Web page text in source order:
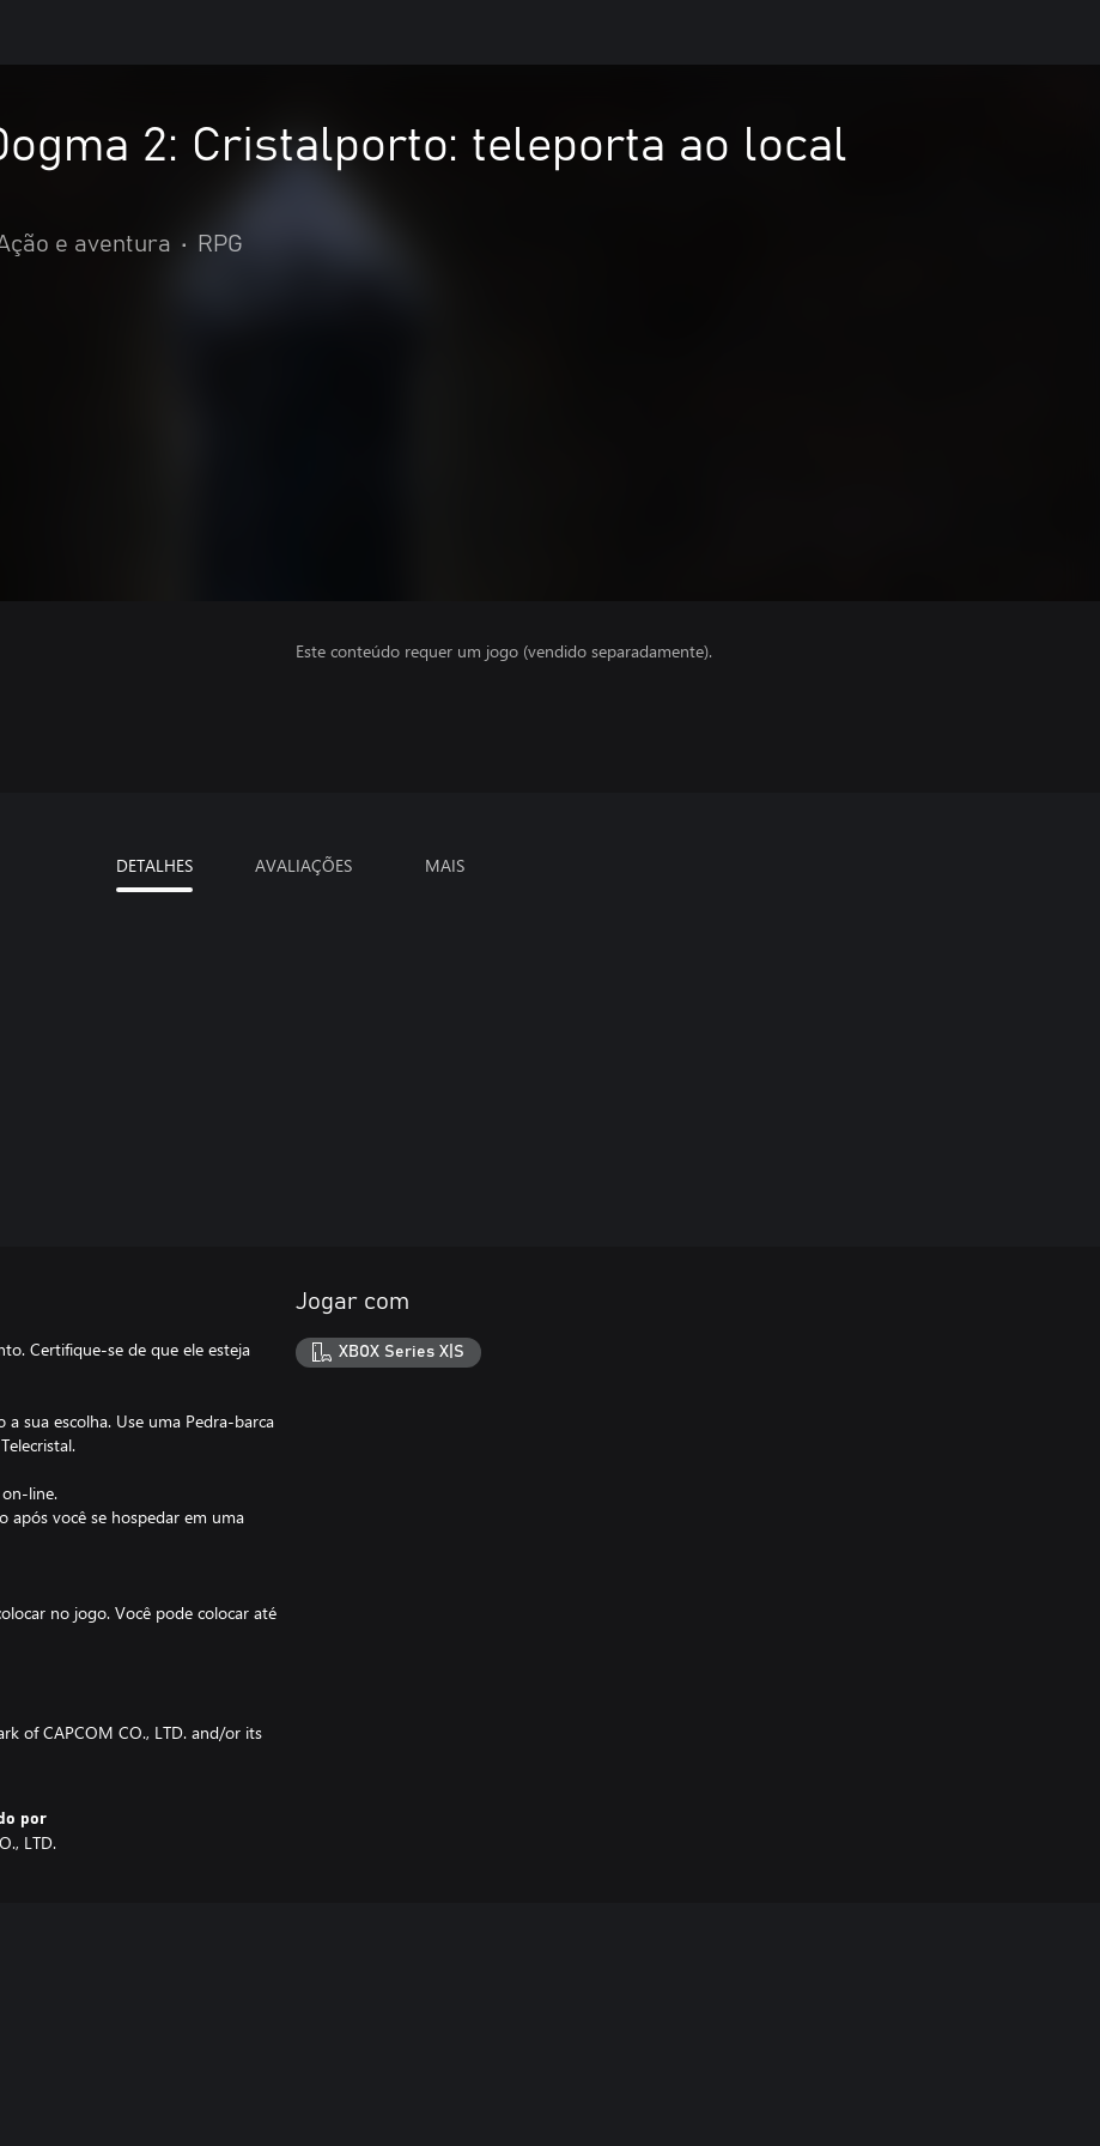
2: Cristalporto: teleporta ao local
e aventura • RPG
Este conteúdo requer um jogo (vendido separadamente).
DETALHES AVALIAÇÕES MAIS
Certifique-se de que ele esteja
sua escolha. Use uma Pedra-barca
line.
após você se hospedar em uma
no jogo. Você pode colocar até
of CAPCOM CO., LTD. and/or its
por
LTD.
Jogar com
XBOX Series X|S